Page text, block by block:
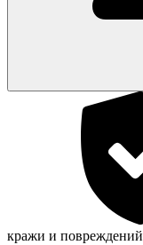
кражи и повреждений